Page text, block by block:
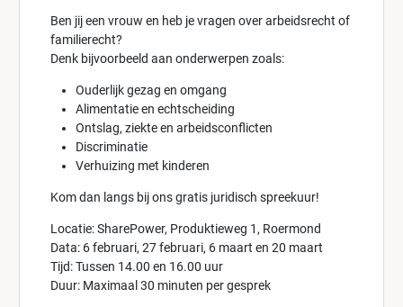
Ben jij een vrouw en heb je vragen over arbeidsrecht of
familierecht?
Denk bijvoorbeeld aan onderwerpen zoals:
Ouderlijk gezag en omgang
Alimentatie en echtscheiding
Ontslag, ziekte en arbeidsconflicten
Discriminatie
Verhuizing met kinderen
Kom dan langs bij ons gratis juridisch spreekuur!
Locatie: SharePower, Produktieweg 1, Roermond
Data: 6 februari, 27 februari, 6 maart en 20 maart
Tijd: Tussen 14.00 en 16.00 uur
Duur: Maximaal 30 minuten per gesprek